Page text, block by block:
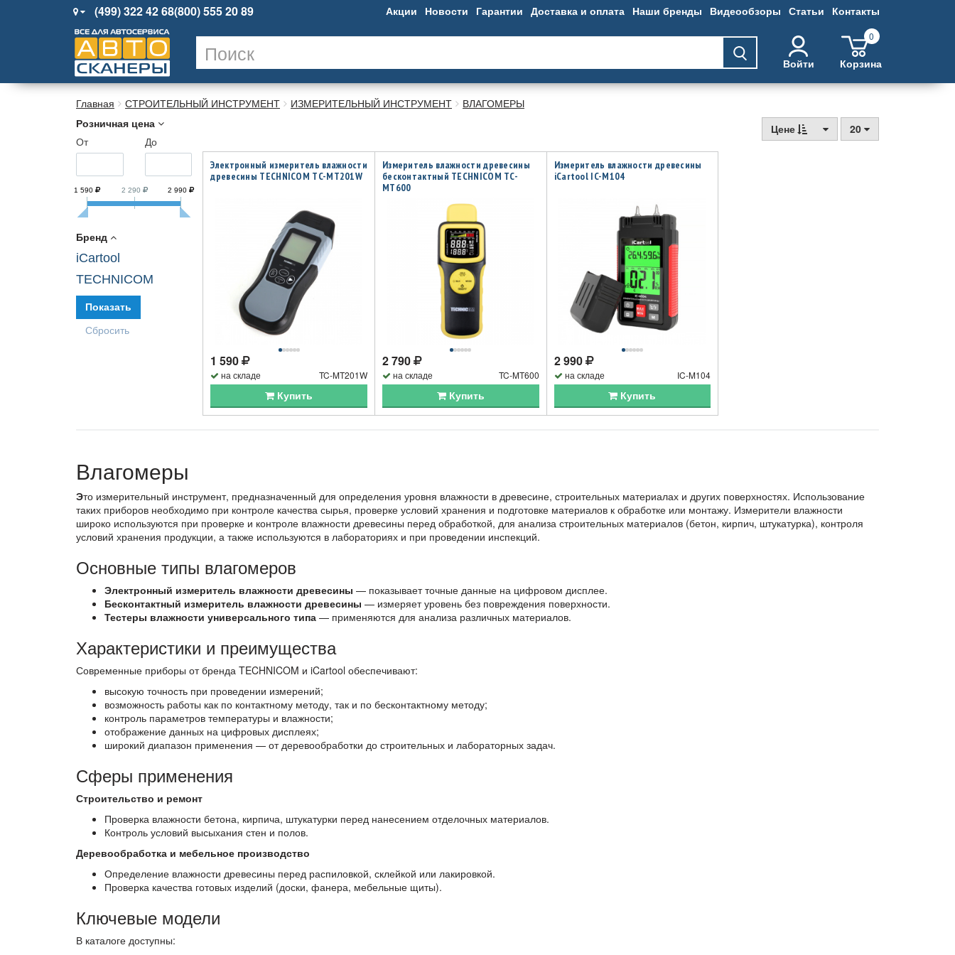
(499) 322 42 68(800) 555 20 89 Акции Новости Гарантии Доставка и оплата Наши бренды Видеообзоры Статьи Контакты
Войти
0
Корзина
Главная СТРОИТЕЛЬНЫЙ ИНСТРУМЕНТ ИЗМЕРИТЕЛЬНЫЙ ИНСТРУМЕНТ ВЛАГОМЕРЫ
Розничная цена
От
До
1 590 2 290 2 990
Бренд
iCartool
TECHNICOM
Цене 20
Электронный измеритель влажности
древесины TECHNICOM TC-MT201W
1 590
на складе TC-MT201W
Купить
Измеритель влажности древесины
бесконтактный TECHNICOM TC-
MT600
2 790
на складе TC-MT600
Купить
Измеритель влажности древесины
iCartool IC-M104
2 990
на складе IC-M104
Купить
Влагомеры
Это измерительный инструмент, предназначенный для определения уровня влажности в древесине, строительных материалах и других поверхностях. Использование
таких приборов необходимо при контроле качества сырья, проверке условий хранения и подготовке материалов к обработке или монтажу. Измерители влажности
широко используются при проверке и контроле влажности древесины перед обработкой, для анализа строительных материалов (бетон, кирпич, штукатурка), контроля
условий хранения продукции, а также используются в лабораториях и при проведении инспекций.
Основные типы влагомеров
Электронный измеритель влажности древесины — показывает точные данные на цифровом дисплее.
Бесконтактный измеритель влажности древесины — измеряет уровень без повреждения поверхности.
Тестеры влажности универсального типа — применяются для анализа различных материалов.
Характеристики и преимущества
Современные приборы от бренда TECHNICOM и iCartool обеспечивают:
высокую точность при проведении измерений;
возможность работы как по контактному методу, так и по бесконтактному методу;
контроль параметров температуры и влажности;
отображение данных на цифровых дисплеях;
широкий диапазон применения — от деревообработки до строительных и лабораторных задач.
Сферы применения
Строительство и ремонт
Проверка влажности бетона, кирпича, штукатурки перед нанесением отделочных материалов.
Контроль условий высыхания стен и полов.
Деревообработка и мебельное производство
Определение влажности древесины перед распиловкой, склейкой или лакировкой.
Проверка качества готовых изделий (доски, фанера, мебельные щиты).
Ключевые модели
В каталоге доступны: